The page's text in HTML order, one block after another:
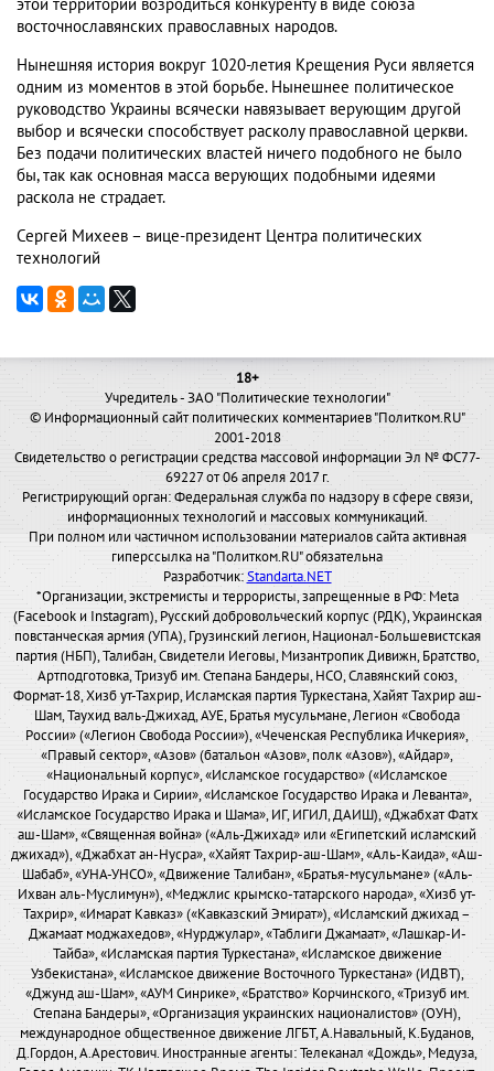
этой территории возродиться конкуренту в виде союза
восточнославянских православных народов.
Нынешняя история вокруг 1020-летия Крещения Руси является
одним из моментов в этой борьбе. Нынешнее политическое
руководство Украины всячески навязывает верующим другой
выбор и всячески способствует расколу православной церкви.
Без подачи политических властей ничего подобного не было
бы, так как основная масса верующих подобными идеями
раскола не страдает.
Сергей Михеев – вице-президент Центра политических
технологий
18+
Учредитель - ЗАО "Политические технологии"
© Информационный сайт политических комментариев "Политком.RU"
2001-2018
Свидетельство о регистрации средства массовой информации Эл № ФС77-
69227 от 06 апреля 2017 г.
Регистрирующий орган: Федеральная служба по надзору в сфере связи,
информационных технологий и массовых коммуникаций.
При полном или частичном использовании материалов сайта активная
гиперссылка на "Политком.RU" обязательна
Разработчик:Standarta.NET
*Организации, экстремисты и террористы, запрещенные в РФ: Meta
(Facebook и Instagram), Русский добровольческий корпус (РДК), Украинская
повстанческая армия (УПА), Грузинский легион, Национал-Большевистская
партия (НБП), Талибан, Свидетели Иеговы, Мизантропик Дивижн, Братство,
Артподготовка, Тризуб им. Степана Бандеры, НСО, Славянский союз,
Формат-18, Хизб ут-Тахрир, Исламская партия Туркестана, Хайят Тахрир аш-
Шам, Таухид валь-Джихад, АУЕ, Братья мусульмане, Легион «Свобода
России» («Легион Свобода России»), «Чеченская Республика Ичкерия»,
«Правый сектор», «Азов» (батальон «Азов», полк «Азов»), «Айдар»,
«Национальный корпус», «Исламское государство» («Исламское
Государство Ирака и Сирии», «Исламское Государство Ирака и Леванта»,
«Исламское Государство Ирака и Шама», ИГ, ИГИЛ, ДАИШ), «Джабхат Фатх
аш-Шам», «Священная война» («Аль-Джихад» или «Египетский исламский
джихад»), «Джабхат ан-Нусра», «Хайят Тахрир-аш-Шам», «Аль-Каида», «Аш-
Шабаб», «УНА-УНСО», «Движение Талибан», «Братья-мусульмане» («Аль-
Ихван аль-Муслимун»), «Меджлис крымско-татарского народа», «Хизб ут-
Тахрир», «Имарат Кавказ» («Кавказский Эмират»), «Исламский джихад –
Джамаат моджахедов», «Нурджулар», «Таблиги Джамаат», «Лашкар-И-
Тайба», «Исламская партия Туркестана», «Исламское движение
Узбекистана», «Исламское движение Восточного Туркестана» (ИДВТ),
«Джунд аш-Шам», «АУМ Синрике», «Братство» Корчинского, «Тризуб им.
Степана Бандеры», «Организация украинских националистов» (ОУН),
международное общественное движение ЛГБТ, А.Навальный, К.Буданов,
Д.Гордон, А.Арестович. Иностранные агенты: Телеканал «Дождь», Медуза,